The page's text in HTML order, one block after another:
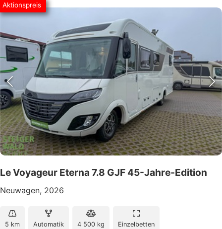
Aktionspreis
Le Voyageur Eterna 7.8 GJF 45-Jahre-Edition
Neuwagen, 2026
5 km Automatik 4 500 kg Einzelbetten